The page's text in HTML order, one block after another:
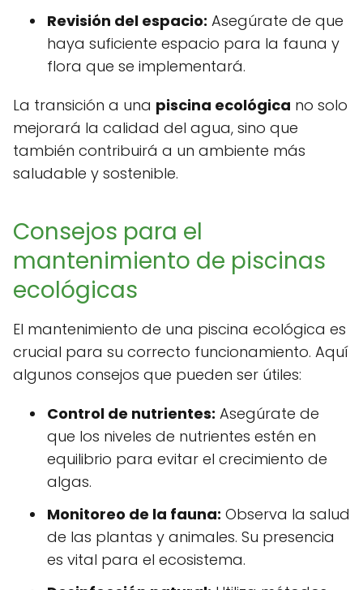
Revisión del espacio: Asegúrate de que
haya suficiente espacio para la fauna y
flora que se implementará.
La transición a una piscina ecológica no solo
mejorará la calidad del agua, sino que
también contribuirá a un ambiente más
saludable y sostenible.
Consejos para el
mantenimiento de piscinas
ecológicas
El mantenimiento de una piscina ecológica es
crucial para su correcto funcionamiento. Aquí
algunos consejos que pueden ser útiles:
Control de nutrientes: Asegúrate de
que los niveles de nutrientes estén en
equilibrio para evitar el crecimiento de
algas.
Monitoreo de la fauna: Observa la salud
de las plantas y animales. Su presencia
es vital para el ecosistema.